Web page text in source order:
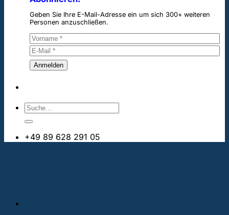
Geben Sie Ihre E-Mail-Adresse ein um sich 300+ weiteren
Personen anzuschließen.
+49 89 628 291 05